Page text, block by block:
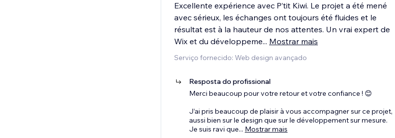
Excellente expérience avec P’tit Kiwi. Le projet a été mené
avec sérieux, les échanges ont toujours été fluides et le
résultat est à la hauteur de nos attentes. Un vrai expert de
Wix et du développeme... Mostrar mais
Serviço fornecido: Web design avançado
Resposta do profissional
Merci beaucoup pour votre retour et votre confiance ! 😊
J’ai pris beaucoup de plaisir à vous accompagner sur ce projet,
aussi bien sur le design que sur le développement sur mesure.
Je suis ravi que... Mostrar mais